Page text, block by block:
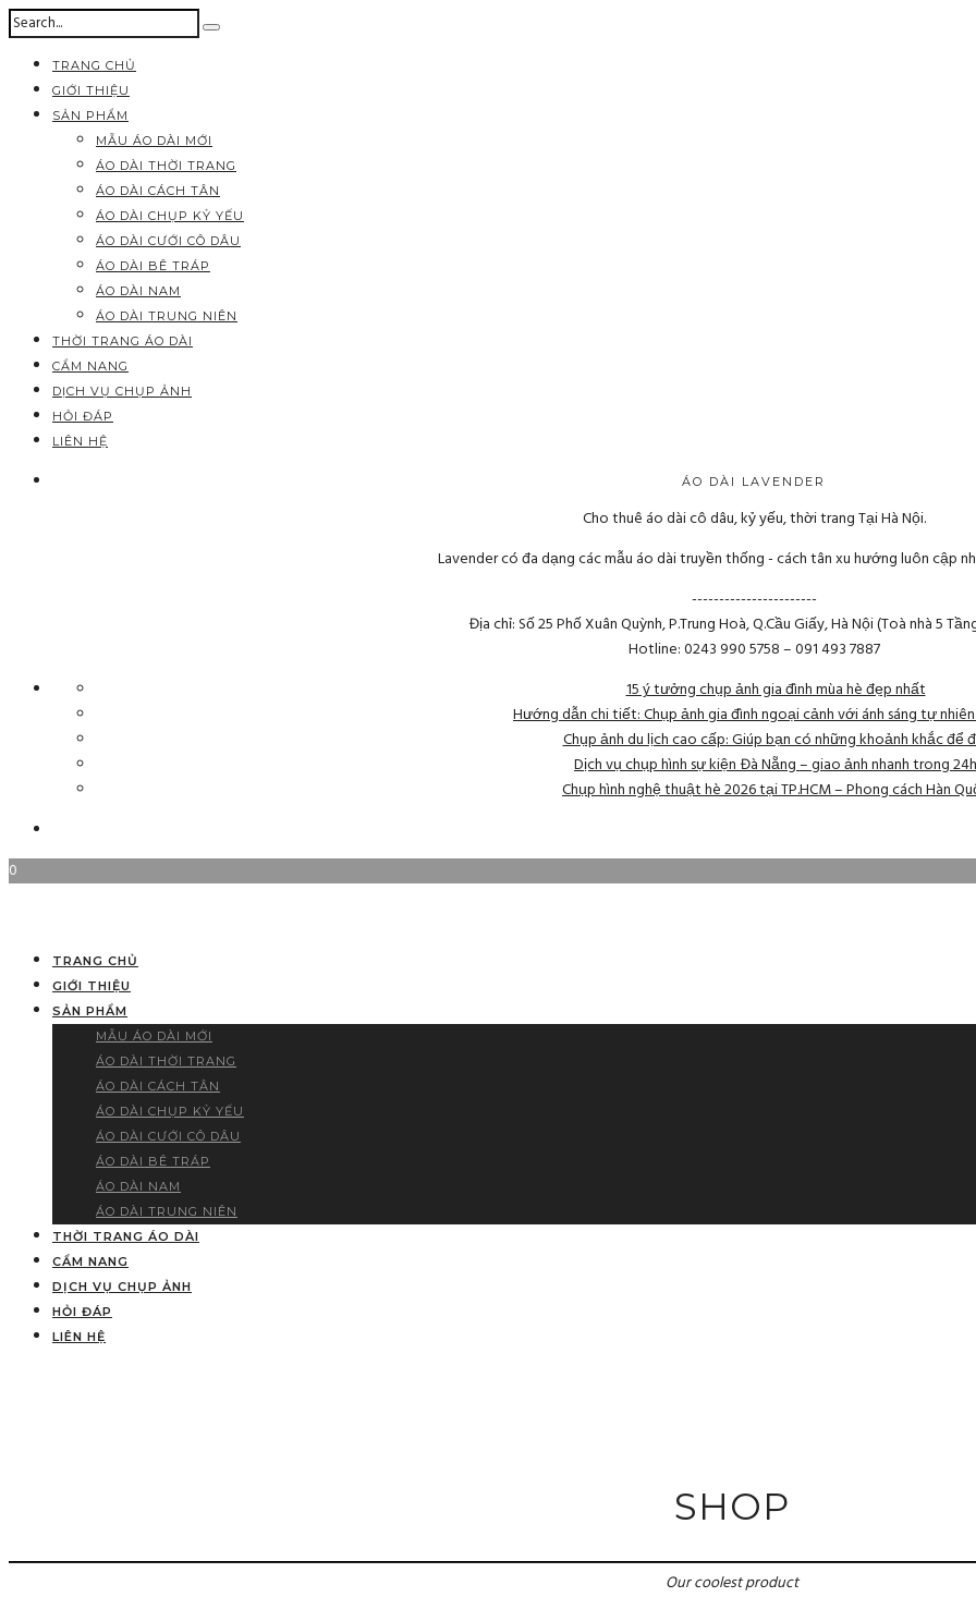
TRANG CHỦ
GIỚI THIỆU
SẢN PHẨM
MẪU ÁO DÀI MỚI
ÁO DÀI THỜI TRANG
ÁO DÀI CÁCH TÂN
ÁO DÀI CHỤP KỶ YẾU
ÁO DÀI CƯỚI CÔ DÂU
ÁO DÀI BÊ TRÁP
ÁO DÀI NAM
ÁO DÀI TRUNG NIÊN
THỜI TRANG ÁO DÀI
CẨM NANG
DỊCH VỤ CHỤP ẢNH
HỎI ĐÁP
LIÊN HỆ
ÁO DÀI LAVENDER
Cho thuê áo dài cô dâu, kỷ yếu, thời trang Tại Hà Nội.
Lavender có đa dạng các mẫu áo dài truyền thống - cách tân xu hướng luôn cập
-----------------------
Địa chỉ: Số 25 Phố Xuân Quỳnh, P.Trung Hoà, Q.Cầu Giấy, Hà Nội (Toà nhà 5
Hotline: 0243 990 5758 – 091 493 7887
15 ý tưởng chụp ảnh gia đình mùa hè đẹp nhất
Hướng dẫn chi tiết: Chụp ảnh gia đình ngoại cảnh với ánh sáng tự
Chụp ảnh du lịch cao cấp: Giúp bạn có những khoảnh khắc để
Dịch vụ chụp hình sự kiện Đà Nẵng – giao ảnh nhanh trong 24h
Chụp hình nghệ thuật hè 2026 tại TP.HCM – Phong cách Hàn
0
TRANG CHỦ
GIỚI THIỆU
SẢN PHẨM
MẪU ÁO DÀI MỚI
ÁO DÀI THỜI TRANG
ÁO DÀI CÁCH TÂN
ÁO DÀI CHỤP KỶ YẾU
ÁO DÀI CƯỚI CÔ DÂU
ÁO DÀI BÊ TRÁP
ÁO DÀI NAM
ÁO DÀI TRUNG NIÊN
THỜI TRANG ÁO DÀI
CẨM NANG
DỊCH VỤ CHỤP ẢNH
HỎI ĐÁP
LIÊN HỆ
SHOP
Our coolest product